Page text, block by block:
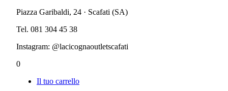
Piazza Garibaldi, 24 · Scafati (SA)
Tel. 081 304 45 38
Instagram: @lacicognaoutletscafati
0
Il tuo carrello